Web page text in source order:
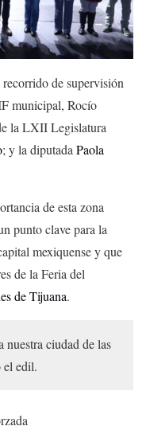
recorrido de supervisión
municipal, Rocío
la LXII Legislatura
; y la diputada Paola
de esta zona
punto clave para la
mexiquense y que
de la Feria del
de Tijuana.
nuestra ciudad de las
el edil.